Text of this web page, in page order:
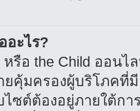
อะไร?
รือ the Child ออนไ
คุ้มครองผู้บริโภคที่
ไซต์ต้องอยู่ภายใต้ก